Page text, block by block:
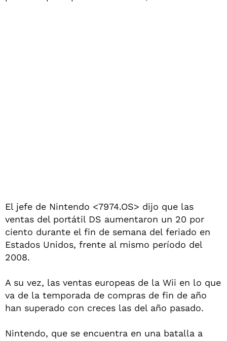
El jefe de Nintendo <7974.OS> dijo que las
ventas del portátil DS aumentaron un 20 por
ciento durante el fin de semana del feriado en
Estados Unidos, frente al mismo período del
2008.
A su vez, las ventas europeas de la Wii en lo que
va de la temporada de compras de fin de año
han superado con creces las del año pasado.
Nintendo, que se encuentra en una batalla a